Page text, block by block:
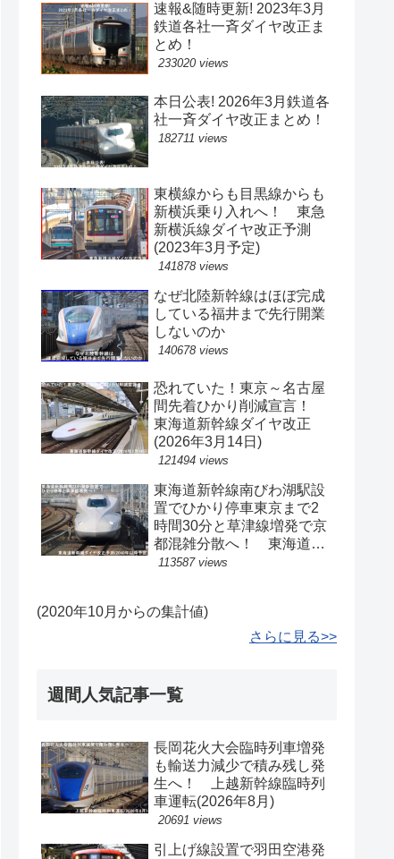
速報&随時更新! 2023年3月
鉄道各社一斉ダイヤ改正ま
とめ！
233020 views
本日公表! 2026年3月鉄道各
社一斉ダイヤ改正まとめ！
182711 views
東横線からも目黒線からも
新横浜乗り入れへ！ 東急
新横浜線ダイヤ改正予測
(2023年3月予定)
141878 views
なぜ北陸新幹線はほぼ完成
している福井まで先行開業
しないのか
140678 views
恐れていた！東京～名古屋
間先着ひかり削減宣言！
東海道新幹線ダイヤ改正
(2026年3月14日)
121494 views
東海道新幹線南びわ湖駅設
置でひかり停車東京まで2
時間30分と草津線増発で京
都混雑分散へ！ 東海道新
幹線ダイヤ改正予測(2040
113587 views
(2020年10月からの集計値)
さらに見る>>
週間人気記事一覧
長岡花火大会臨時列車増発
も輸送力減少で積み残し発
生へ！ 上越新幹線臨時列
車運転(2026年8月)
20691 views
引上げ線設置で羽田空港発